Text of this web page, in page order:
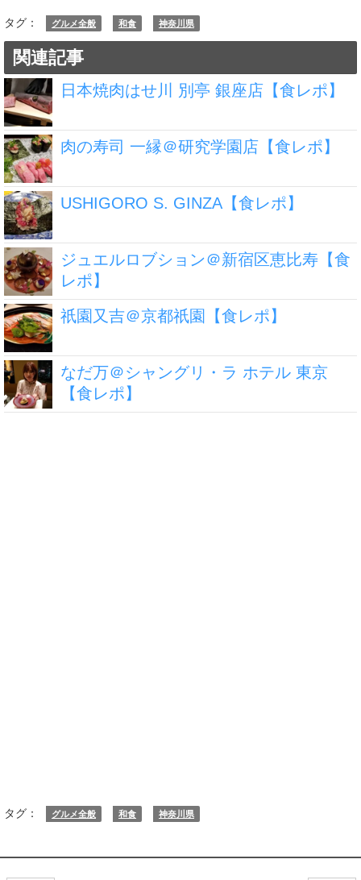
タグ： グルメ全般 和食 神奈川県
関連記事
日本焼肉はせ川 別亭 銀座店【食レポ】
肉の寿司 一縁＠研究学園店【食レポ】
USHIGORO S. GINZA【食レポ】
ジュエルロブション＠新宿区恵比寿【食
レポ】
祇園又吉＠京都祇園【食レポ】
なだ万＠シャングリ・ラ ホテル 東京
【食レポ】
タグ： グルメ全般 和食 神奈川県